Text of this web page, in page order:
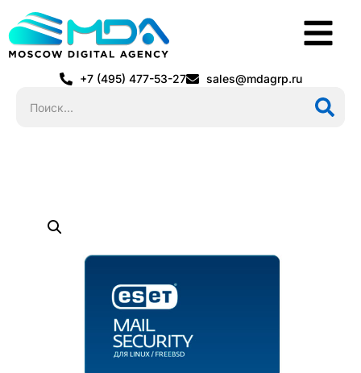
+7 (495) 477-53-27 sales@mdagrp.ru